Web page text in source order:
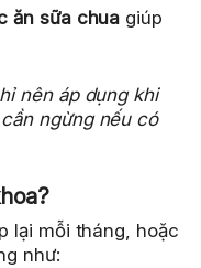
ăn sữa chua giúp
nên áp dụng khi
ngừng nếu có
lại mỗi tháng, hoặc
như: